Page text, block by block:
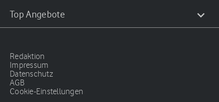
Top Angebote
Redaktion
Impressum
Datenschutz
AGB
Cookie-Einstellungen